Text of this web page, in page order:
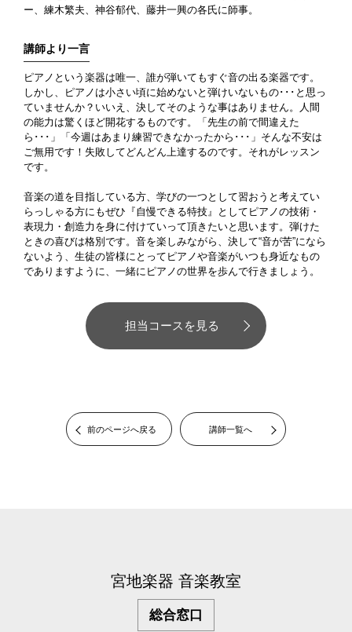
ー、練木繁夫、神谷郁代、藤井一興の各氏に師事。
講師より一言
ピアノという楽器は唯一、誰が弾いてもすぐ音の出る楽器です。
しかし、ピアノは小さい頃に始めないと弾けいないもの･･･と思っ
ていませんか？いいえ、決してそのような事はありません。人間
の能力は驚くほど開花するものです。「先生の前で間違えた
ら･･･」「今週はあまり練習できなかったから･･･」そんな不安は
ご無用です！失敗してどんどん上達するのです。それがレッスン
です。
音楽の道を目指している方、学びの一つとして習おうと考えてい
らっしゃる方にもぜひ『自慢できる特技』としてピアノの技術・
表現力・創造力を身に付けていって頂きたいと思います。弾けた
ときの喜びは格別です。音を楽しみながら、決して“音が苦”になら
ないよう、生徒の皆様にとってピアノや音楽がいつも身近なもの
でありますように、一緒にピアノの世界を歩んで行きましょう。
担当コースを見る
前のページへ戻る 講師一覧へ
宮地楽器 音楽教室
総合窓口